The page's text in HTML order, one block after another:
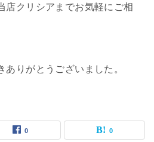
店クリシアまでお気軽にご相
りがとうございました。
0 0